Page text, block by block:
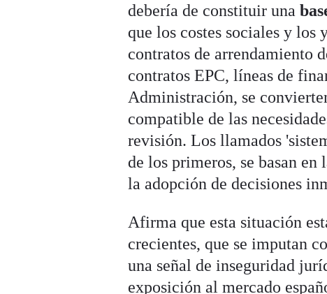
debería de constituir una
que los costes sociales y los
contratos de arrendamiento
contratos EPC, líneas de
Administración, se
compatible de las
revisión. Los llamados
de los primeros, se basan
la adopción de decisiones
Afirma que esta situación
crecientes, que se imputan
una señal de inseguridad
exposición al mercado